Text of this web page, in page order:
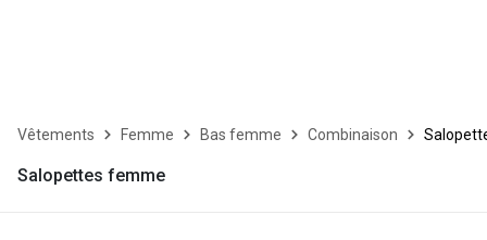
Vêtements Femme Bas femme Combinaison
Salopettes femme